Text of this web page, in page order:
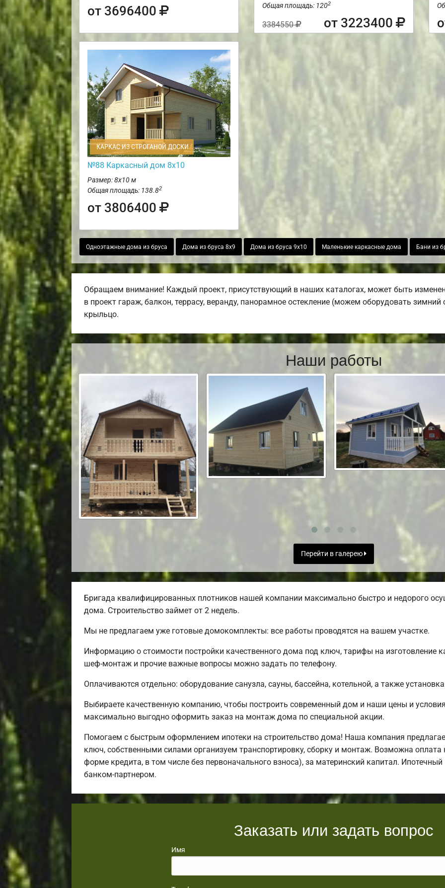
от 3696400
Общая площадь: 1202
3384550 от 3223400
КАРКАС ИЗ СТРОГАНОЙ ДОСКИ
№88 Каркасный дом 8х10
Размер: 8х10 м
Общая площадь: 138.82
от 3806400
Одноэтажные дома из бруса Дома из бруса 8х9 Дома из бруса 9х10 Маленькие каркасные дома Бани из
Обращаем внимание! Каждый проект, присутствующий в наших каталогах, может быть
в проект гараж, балкон, террасу, веранду, панорамное остекление (можем оборудовать зимний
крыльцо.
Наши работы
Перейти в галерею
Бригада квалифицированных плотников нашей компании максимально быстро и недорого
дома. Строительство займет от 2 недель.
Мы не предлагаем уже готовые домокомплекты: все работы проводятся на вашем участке.
Информацию о стоимости постройки качественного дома под ключ, тарифы на изготовление
шеф-монтаж и прочие важные вопросы можно задать по телефону.
Оплачиваются отдельно: оборудование санузла, сауны, бассейна, котельной, а также
Выбираете качественную компанию, чтобы построить современный дом и наши цены и
максимально выгодно оформить заказ на монтаж дома по специальной акции.
Помогаем с быстрым оформлением ипотеки на строительство дома! Наша компания
ключ, собственными силами организуем транспортировку, сборку и монтаж. Возможна
форме кредита, в том числе без первоначального взноса), за материнский капитал.
банком-партнером.
Заказать или задать вопрос
Имя